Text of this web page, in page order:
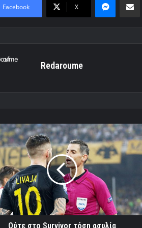
Facebook X
Redaroume
Ούτε στο Survivor τόση ασυλία